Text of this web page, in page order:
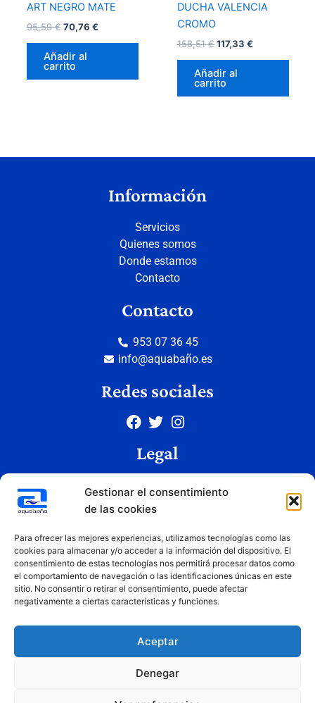
Gestionar el consentimiento
de las cookies
Para ofrecer las mejores experiencias, utilizamos tecnologías como las
cookies para almacenar y/o acceder a la información del dispositivo. El
consentimiento de estas tecnologías nos permitirá procesar datos como
el comportamiento de navegación o las identificaciones únicas en este
sitio. No consentir o retirar el consentimiento, puede afectar
negativamente a ciertas características y funciones.
Aceptar
Denegar
ART NEGRO MATE
95,59€ 70,76 €
Añadir al
carrito
DUCHA VALENCIA
CROMO
158,51€ 117,33 €
Añadir al
carrito
Información
Servicios
Quienes somos
Donde estamos
Contacto
Contacto
953 07 36 45
info@aquabaño.es
Redes sociales
Legal
Política de privacidad
Condiciones de uso
Copyright © 2026 Aquabaño | Todos los derechos reservados
Diseñado porInnovation Studio